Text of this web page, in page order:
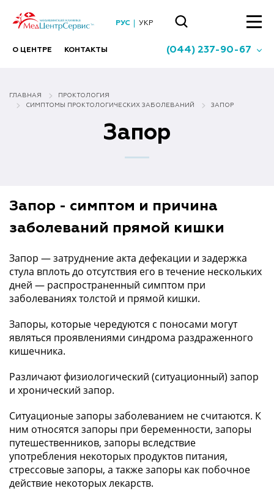
РУС УКР
О ЦЕНТРЕ КОНТАКТЫ (044) 237-90-67
ГЛАВНАЯ
ПРОКТОЛОГИЯ
СИМПТОМЫ ПРОКТОЛОГИЧЕСКИХ ЗАБОЛЕВАНИЙ
ЗАПОР
Запор
Запор - симптом и причина
заболеваний прямой кишки
Запор — затруднение акта дефекации и задержка
стула вплоть до отсутствия его в течение нескольких
дней — распространенный симптом при
заболеваниях толстой и прямой кишки.
Запоры, которые чередуются с поносами могут
являться проявлениями синдрома раздраженного
кишечника.
Различают физиологический (ситуационный) запор
и хронический запор.
Ситуационые запоры заболеванием не считаются. К
ним относятся запоры при беременности, запоры
путешественников, запоры вследствие
употребления некоторых продуктов питания,
стрессовые запоры, а также запоры как побочное
действие некоторых лекарств.